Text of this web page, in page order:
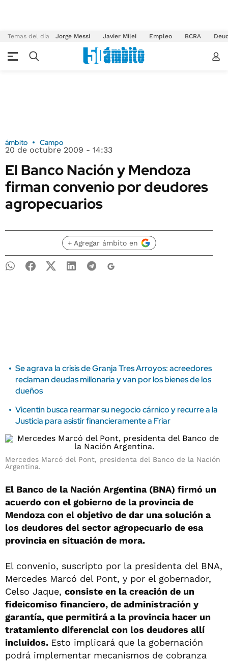
Temas del día Jorge Messi Javier Milei Empleo BCRA
ámbito Campo
20 de octubre 2009 - 14:33
El Banco Nación y Mendoza
firman convenio por deudores
agropecuarios
+ Agregar ámbito en
Se agrava la crisis de Granja Tres Arroyos: acreedores
reclaman deudas millonaria y van por los bienes de los
dueños
Vicentin busca rearmar su negocio cárnico y recurre a la
Justicia para asistir financieramente a Friar
Mercedes Marcó del Pont, presidenta del Banco de la Nación
Argentina.
El Banco de la Nación Argentina (BNA) firmó un
acuerdo con el gobierno de la provincia de
Mendoza con el objetivo de dar una solución a
los deudores del sector agropecuario de esa
provincia en situación de mora.
El convenio, suscripto por la presidenta del BNA,
Mercedes Marcó del Pont, y por el gobernador,
Celso Jaque, consiste en la creación de un
fideicomiso financiero, de administración y
garantía, que permitirá a la provincia hacer un
tratamiento diferencial con los deudores allí
incluidos. Esto implicará que la gobernación
podrá implementar mecanismos de cobranza